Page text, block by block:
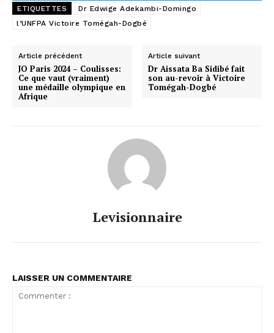
ETIQUETTES
Dr Edwige Adekambi-Domingo
l’UNFPA Victoire Tomégah-Dogbé
Article précédent
JO Paris 2024 – Coulisses:
Ce que vaut (vraiment)
une médaille olympique en
Afrique
Article suivant
Dr Aissata Ba Sidibé fait
son au-revoir à Victoire
Tomégah-Dogbé
Levisionnaire
LAISSER UN COMMENTAIRE